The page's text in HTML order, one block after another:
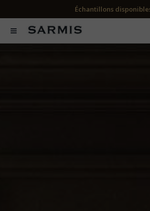
RDV avec un conseiller